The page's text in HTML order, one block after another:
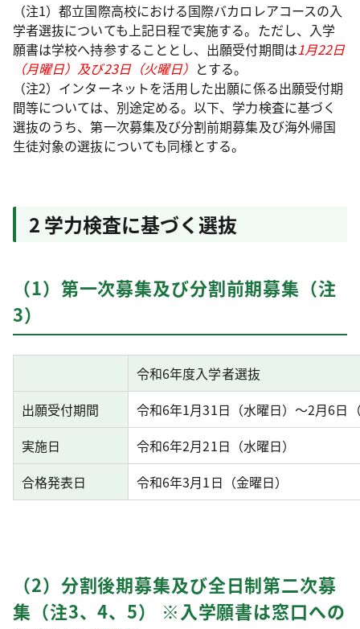
（注1）都立国際高校における国際バカロレアコースの入
学者選抜についても上記日程で実施する。ただし、入学
願書は学校へ持参することとし、出願受付期間は1月22日
（月曜日）及び23日（火曜日） とする。
（注2）インターネットを活用した出願に係る出願受付期
間等については、別途定める。以下、学力検査に基づく
選抜のうち、第一次募集及び分割前期募集及び海外帰国
生徒対象の選抜についても同様とする。
2 学力検査に基づく選抜
（1）第一次募集及び分割前期募集（注
3）
令和6年度入学者選抜
出願受付期間
令和6年1月31日（水曜日）～2月6日
実施日
令和6年2月21日（水曜日）
合格発表日
令和6年3月1日（金曜日）
（2）分割後期募集及び全日制第二次募
集（注3、4、5） ※入学願書は窓口への